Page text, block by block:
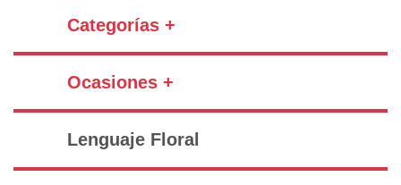
Categorías +
Ocasiones +
Lenguaje Floral